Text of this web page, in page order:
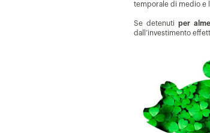
temporale di medio e
Se detenutiper
dall’investimento